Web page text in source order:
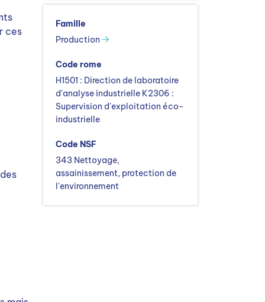
ces
Famille
Production
Code rome
H1501 : Direction de laboratoire
d'analyse industrielle K2306 :
Supervision d'exploitation éco-
industrielle
Code NSF
343 Nettoyage,
assainissement, protection de
l'environnement